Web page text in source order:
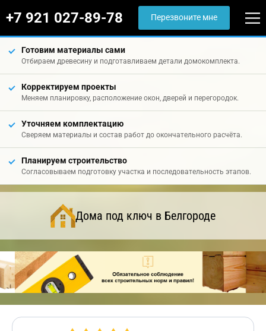
+7 921 027-89-78 Перезвоните мне
Готовим материалы сами
Отбираем древесину и подготавливаем детали домокомплекта.
Корректируем проекты
Меняем планировку, расположение окон, дверей и перегородок.
Уточняем комплектацию
Сверяем материалы и состав работ до окончательного расчёта.
Планируем строительство
Согласовываем подготовку участка и последовательность этапов.
Дома под ключ в Белгороде